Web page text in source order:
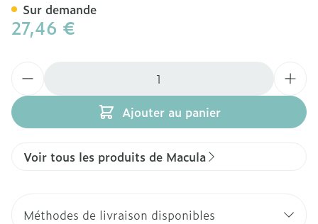
27,46 €
Ajouter au panier
Sur demande
Voir tous les produits de Macula
Méthodes de livraison disponibles